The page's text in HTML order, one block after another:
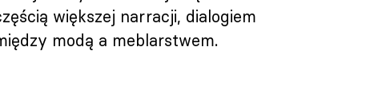
większej narracji, dialogiem
modą a meblarstwem.